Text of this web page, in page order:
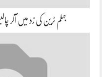
جہلم ٹرین کی زد میں آکر